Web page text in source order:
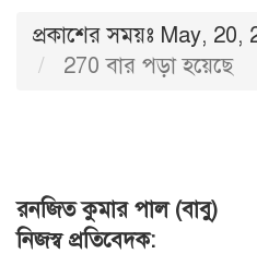
প্রকাশের সময়ঃ May,
270 বার পড়া হয়েছে
রনজিত কুমার পাল (বাবু)
নিজস্ব প্রতিবেদক: